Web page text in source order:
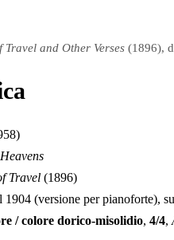
Travel and Other Verses (1896),
Travel (1896)
(versione per pianoforte),
/ colore dorico-misolidio, 4/4,